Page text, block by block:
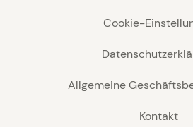
Cookie-
Allgemeine
Kontakt